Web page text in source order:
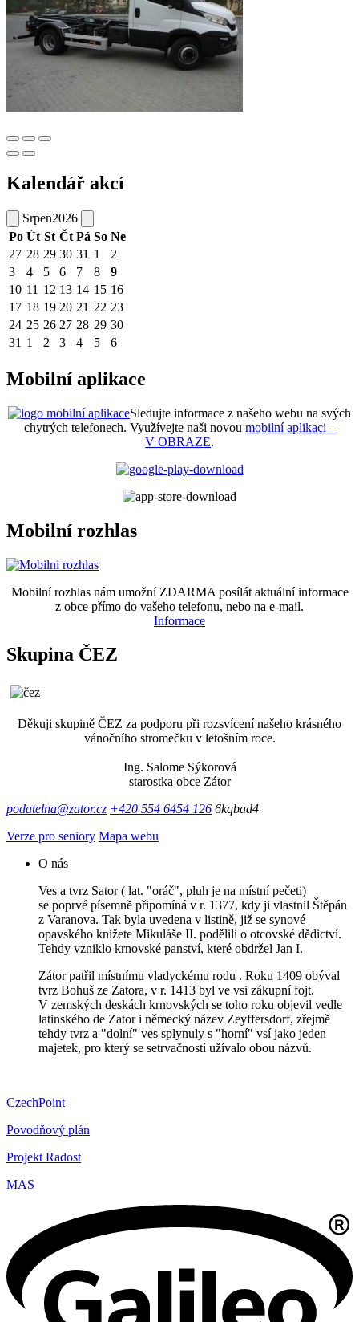
Kalendář akcí
Srpen2026
Po Út St Čt Pá So Ne
27 28 29 30 31 1
2
3
4 5 6 7 8
9
10 11 12 13 14 15 16
17 18 19 20 21 22 23
24 25 26 27 28 29 30
31 1 2 3 4 5 6
Mobilní aplikace
Sledujte informace z našeho webu na svých
chytrých telefonech. Využívejte naši novou mobilní aplikaci –
V OBRAZE.
Mobilní rozhlas
Mobilní rozhlas nám umožní ZDARMA posílát aktuální informace
z obce přímo do vašeho telefonu, nebo na e-mail.
Informace
Skupina ČEZ
Děkuji skupině ČEZ za podporu při rozsvícení našeho krásného
vánočního stromečku v letošním roce.
Ing. Salome Sýkorová
starostka obce Zátor
podatelna@zator.cz +420 554 6454 126 6kqbad4
Verze pro seniory Mapa webu
O nás
Ves a tvrz Sator ( lat. "oráč", pluh je na místní pečeti)
se poprvé písemně připomíná v r. 1377, kdy ji vlastnil Štěpán
z Varanova. Tak byla uvedena v listině, již se synové
opavského knížete Mikuláše II. podělili o otcovské dědictví.
Tehdy vzniklo krnovské panství, které obdržel Jan I.
Zátor patřil místnímu vladyckému rodu . Roku 1409 obýval
tvrz Bohuš ze Zatora, v r. 1413 byl ve vsi zákupní fojt.
V zemských deskách krnovských se toho roku objevil vedle
latinského de Zator i německý název Zeyffersdorf, zřejmě
tehdy tvrz a "dolní" ves splynuly s "horní" vsí jako jeden
majetek, pro který se setrvačností užívalo obou názvů.
CzechPoint
Povodňový plán
Projekt Radost
MAS